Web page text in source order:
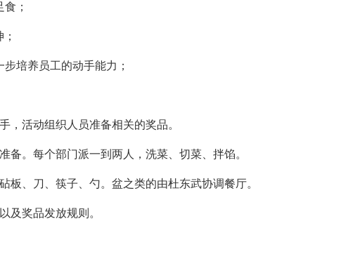
；
培养员工的动手能力；
，活动组织人员准备相关的奖品。
备。每个部门派一到两人，洗菜、切菜、拌馅。
板、刀、筷子、勺。盆之类的由杜东武协调餐厅。
及奖品发放规则。